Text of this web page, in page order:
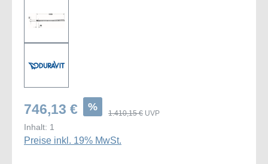
746,13 € %
1.410,15 € UVP
Inhalt: 1
Preise inkl. 19% MwSt.